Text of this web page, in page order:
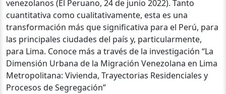
venezolanos (El Peruano, 24 de junio 2022). Tanto
cuantitativa como cualitativamente, esta es una
transformación más que significativa para el Perú, para
las principales ciudades del país y, particularmente,
para Lima. Conoce más a través de la investigación “La
Dimensión Urbana de la Migración Venezolana en Lima
Metropolitana: Vivienda, Trayectorias Residenciales y
Procesos de Segregación”